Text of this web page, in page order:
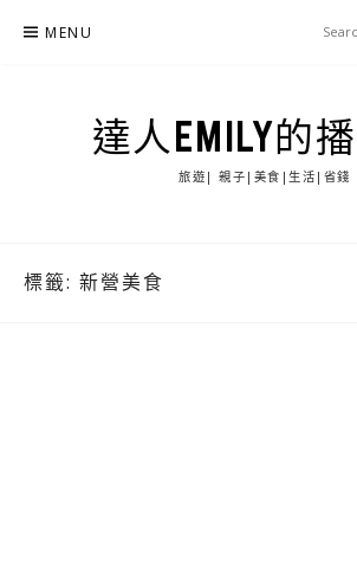
MENU
達人EMILY的
旅遊| 親子|美食|生活|省錢
標籤: 新營美食